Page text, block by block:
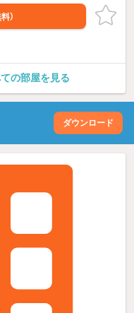
）
の部屋を見る
ダウンロード